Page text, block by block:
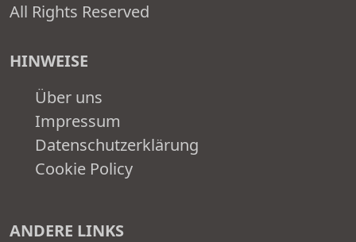
All Rights Reserved
HINWEISE
Über uns
Impressum
Datenschutzerklärung
Cookie Policy
ANDERE LINKS